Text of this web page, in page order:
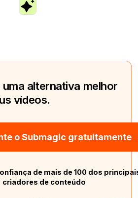
uma alternativa melhor
vídeos.
o Submagic gratuitamente
de mais de 100 dos
criadores de conteúdo